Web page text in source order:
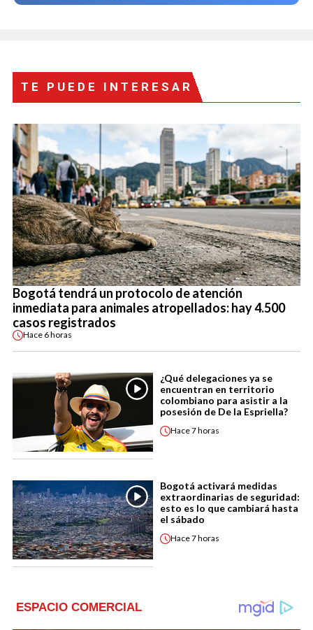
TE PUEDE INTERESAR
Bogotá tendrá un protocolo de atención
inmediata para animales atropellados: hay 4.500
casos registrados
Hace 6 horas
¿Qué delegaciones ya se
encuentran en territorio
colombiano para asistir a la
posesión de De la Espriella?
Hace7 horas
Bogotá activará medidas
extraordinarias de seguridad:
esto es lo que cambiará hasta
el sábado
Hace7 horas